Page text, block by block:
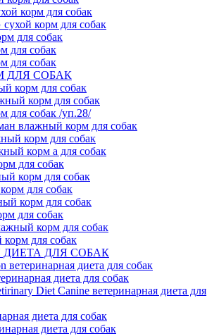
корм для собак
корм для собак
для собак
для собак
для собак
ДЛЯ СОБАК
корм для собак
корм для собак
для собак /уп.28/
влажный корм для собак
корм для собак
корм а для собак
для собак
корм для собак
для собак
корм для собак
для собак
корм для собак
для собак
ДЛЯ СОБАК
ветеринарная диета для собак
диета для собак
Diet Canine ветеринарная диета для
диета для собак
диета для собак